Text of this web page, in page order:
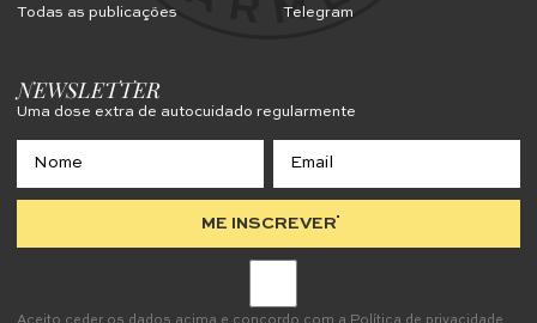
Todas as publicações
Telegram
NEWSLETTER
Uma dose extra de autocuidado regularmente
ME INSCREVER